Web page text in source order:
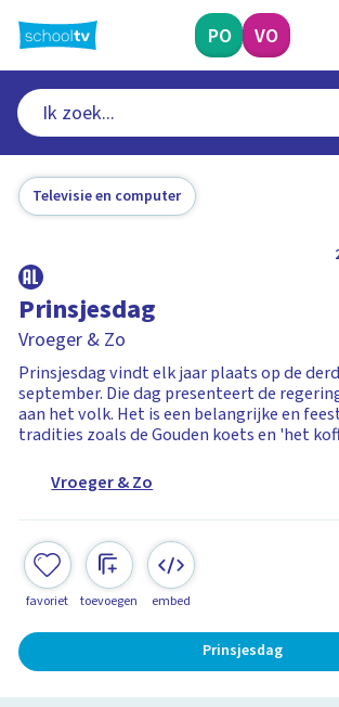
naar
hoofdinhoud
PO VO
Televisie en computer
Prinsjesdag
Vroeger & Zo
Prinsjesdag vindt elk jaar plaats op de
september. Die dag presenteert de
aan het volk. Het is een belangrijke en
tradities zoals de Gouden koets en 'het
Vroeger & Zo
favoriet toevoegen embed
Prinsjesdag